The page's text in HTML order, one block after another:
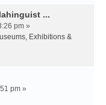
...
pm »
Exhibitions &
pm »